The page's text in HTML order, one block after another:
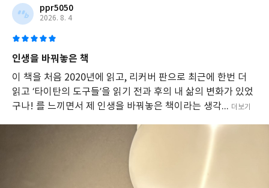
는
방
을
제
시
하
며,
담
대
ppr5050
2026. 8. 4
인생을 바꿔놓은 책
이 책을 처음 2020년에 읽고, 리커버 판으로 최근에 한번 더
읽고 ‘타이탄의 도구들’을 읽기 전과 후의 내 삶의 변화가 있었
구나! 를 느끼면서 제 인생을 바꿔놓은 책이라는 생각... 더보기